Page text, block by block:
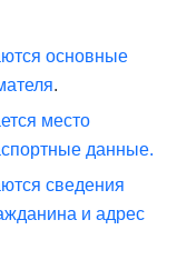
основные
.
место
данные.
сведения
и адрес